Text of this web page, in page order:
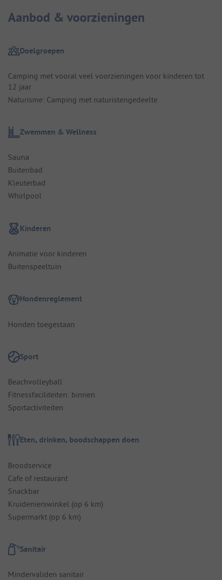
Aanbod & voorzieningen
Doelgroepen
Camping met vooral veel voorzieningen voor kinderen tot
12 jaar
Naturisme: Camping met naturistengedeelte
Zwemmen & Wellness
Sauna
Buitenbad
Kleuterbad
Whirlpool
Kinderen
Animatie voor kinderen
Buitenspeeltuin
Hondenreglement
Honden toegestaan
Sport
Beachvolleyball
Fitnessfaciliteiten: binnen
Sportactiviteiten
Eten, drinken, boodschappen doen
Broodservice
Cafe of restaurant
Snackbar
Kruidenierswinkel (op 6 km)
Supermarkt (op 6 km)
Sanitair
Mindervaliden sanitair